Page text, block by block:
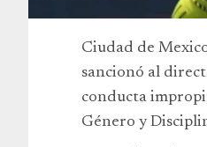
Ciudad de
sancionó al
conducta
Género y